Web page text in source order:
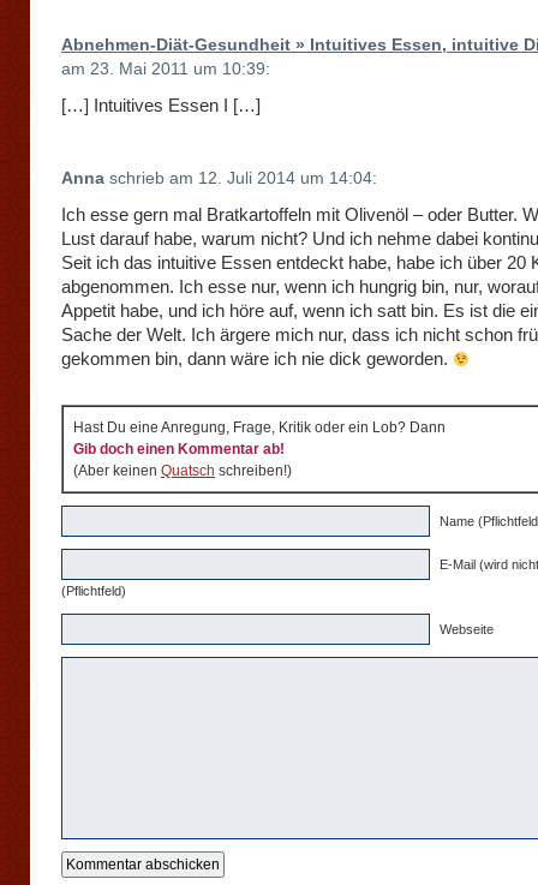
Abnehmen-Diät-Gesundheit » Intuitives Essen, intuitive
am 23. Mai 2011 um 10:39:
[…] Intuitives Essen I […]
Anna schrieb am 12. Juli 2014 um 14:04:
Ich esse gern mal Bratkartoffeln mit Olivenöl – oder Butter.
Lust darauf habe, warum nicht? Und ich nehme dabei
Seit ich das intuitive Essen entdeckt habe, habe ich über 20
abgenommen. Ich esse nur, wenn ich hungrig bin, nur,
Appetit habe, und ich höre auf, wenn ich satt bin. Es ist die
Sache der Welt. Ich ärgere mich nur, dass ich nicht schon
gekommen bin, dann wäre ich nie dick geworden.
Hast Du eine Anregung, Frage, Kritik oder ein Lob? Dann
Gib doch einen Kommentar ab!
(Aber keinen Quatsch schreiben!)
Name
E-Mail (wird
(Pflichtfeld)
Webseite